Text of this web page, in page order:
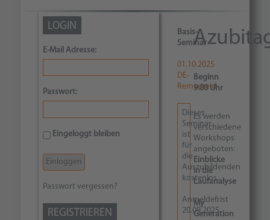
LOGIN
E-Mail Adresse:
Passwort:
Eingeloggt bleiben
Passwort vergessen?
REGISTRIEREN
Basis-
Seminar
01.10.2025
DE-
Remscheid
Dieses
Seminar
ist
für
die
Auszubildenden
kostenlos.
Anmeldefrist
20.09.2025
Beginn
9:00 Uhr
Es werden
verschiedene
Workshops
angeboten:
Einblicke
in die
Laufanalyse
My
Generation